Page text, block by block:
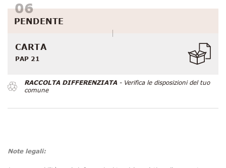
PENDENTE
CARTA
PAP 21
RACCOLTA DIFFERENZIATA- Verifica le disposizioni del tuo
comune
Note legali: